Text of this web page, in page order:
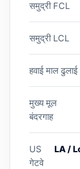
समुद्री FCL
समुद्री LCL
हवाई माल ढुलाई
मुख्य मूल
बंदरगाह
US
गेटवे
LA /